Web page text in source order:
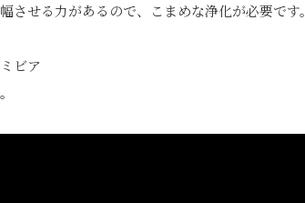
させる力があるので、こまめな浄化が必要です。
ビア